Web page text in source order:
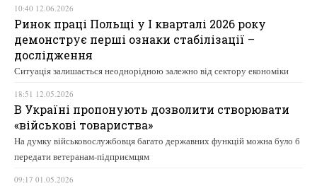
10:40 12.06.2026
Ринок праці Польщі у І кварталі 2026 року
демонструє перші ознаки стабілізації –
дослідження
Ситуація залишається неоднорідною залежно від сектору економіки
18:51 12.05.2026
В Україні пропонують дозволити створювати
«військові товариства»
На думку військовослужбовця багато державних функцій можна було б
передати ветеранам-підприємцям
09:17 01.05.2026